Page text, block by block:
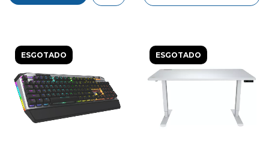
ESGOTADO ESGOTADO